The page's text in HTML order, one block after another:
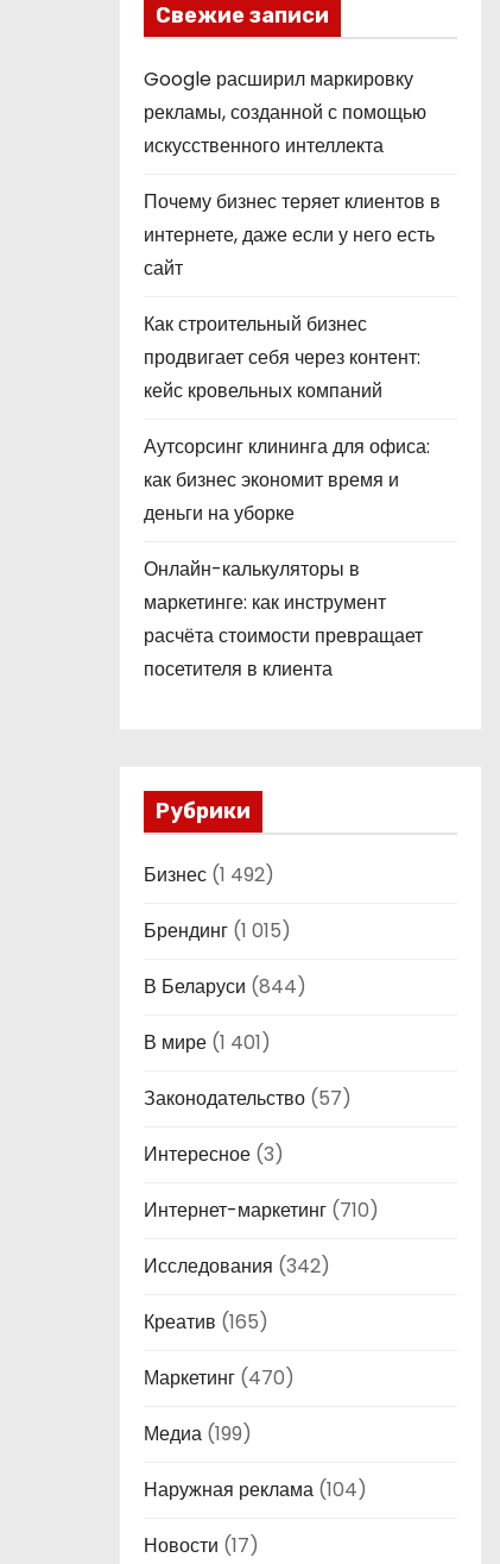
Свежие записи
Google расширил маркировку
рекламы, созданной с помощью
искусственного интеллекта
Почему бизнес теряет клиентов в
интернете, даже если у него есть
сайт
Как строительный бизнес
продвигает себя через контент:
кейс кровельных компаний
Аутсорсинг клининга для офиса:
как бизнес экономит время и
деньги на уборке
Онлайн-калькуляторы в
маркетинге: как инструмент
расчёта стоимости превращает
посетителя в клиента
Рубрики
Бизнес (1 492)
Брендинг (1 015)
В Беларуси (844)
В мире (1 401)
Законодательство (57)
Интересное (3)
Интернет-маркетинг (710)
Исследования (342)
Креатив (165)
Маркетинг (470)
Медиа (199)
Наружная реклама (104)
Новости (17)